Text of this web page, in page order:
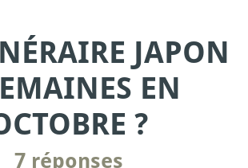
JAPON
EN
?
7 réponses